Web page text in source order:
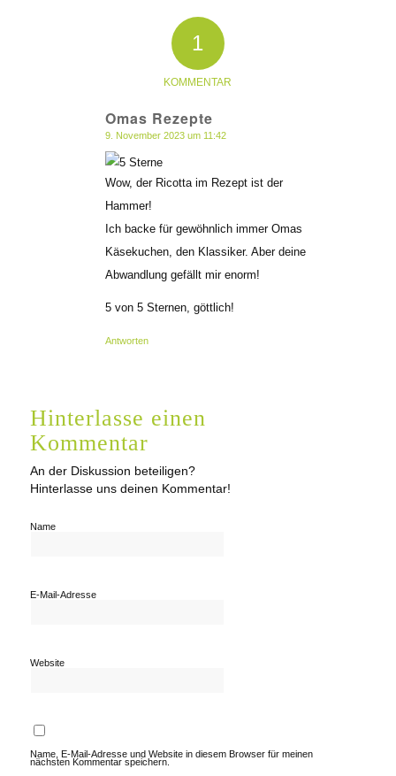
1
KOMMENTAR
Omas Rezepte
sagte:
9. November 2023 um 11:42
Wow, der Ricotta im Rezept ist der
Hammer!
Ich backe für gewöhnlich immer Omas
Käsekuchen, den Klassiker. Aber deine
Abwandlung gefällt mir enorm!
5 von 5 Sternen, göttlich!
Antworten
Hinterlasse einen
Kommentar
An der Diskussion beteiligen?
Hinterlasse uns deinen Kommentar!
Name
E-Mail-Adresse
Website
Name, E-Mail-Adresse und Website in diesem Browser für meinen
nächsten Kommentar speichern.